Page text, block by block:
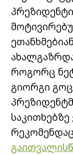
როგორც
გიორგი
საკითხებზე